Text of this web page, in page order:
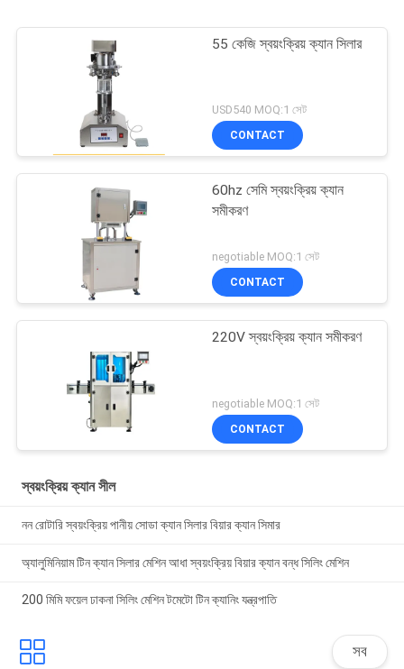
55 কেজি স্বয়ংক্রিয় ক্যান সিলার
USD540 MOQ:1 সেট
CONTACT
60hz সেমি স্বয়ংক্রিয় ক্যান
সমীকরণ
negotiable MOQ:1 সেট
CONTACT
220V স্বয়ংক্রিয় ক্যান সমীকরণ
negotiable MOQ:1 সেট
CONTACT
স্বয়ংক্রিয় ক্যান সীল
নন রোটারি স্বয়ংক্রিয় পানীয় সোডা ক্যান সিলার বিয়ার ক্যান সিমার
অ্যালুমিনিয়াম টিন ক্যান সিলার মেশিন আধা স্বয়ংক্রিয় বিয়ার ক্যান বন্ধ সিলিং মেশিন
200 মিমি ফয়েল ঢাকনা সিলিং মেশিন টমেটো টিন ক্যানিং যন্ত্রপাতি
সব